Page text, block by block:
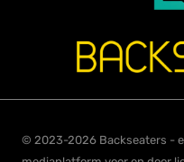
© 2023-2026 Backseaters -